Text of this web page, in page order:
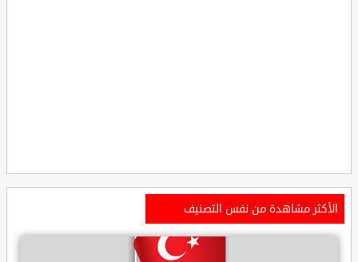
الأكثر مشاهدة من نفس التصنيف